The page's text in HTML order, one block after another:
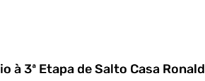
à 3ª Etapa de Salto Casa Ronald